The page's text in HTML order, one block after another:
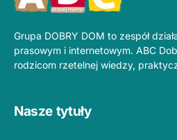
Grupa DOBRY DOM to zespół
prasowym i internetowym. ABC
rodzicom rzetelnej wiedzy,
Nasze tytuły